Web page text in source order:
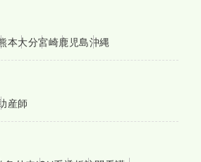
本大分宮崎鹿児島沖縄
産師